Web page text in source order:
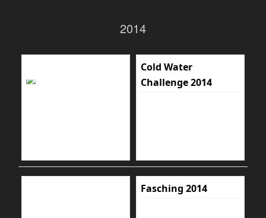
2014
Cold Water
Challenge 2014
Fasching 2014